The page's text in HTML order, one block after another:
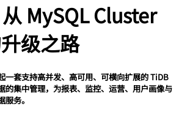
MySQL Cluster
级之路
一套支持高并发、高可用、可横向扩展的 TiDB
的集中管理，为报表、监控、运营、用户画像与
务。